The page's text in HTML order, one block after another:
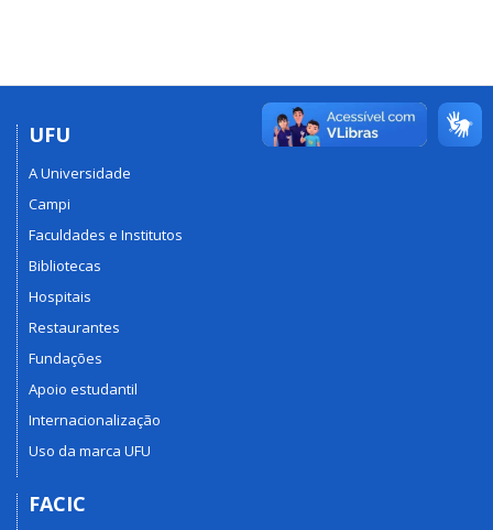
UFU
A Universidade
Campi
Faculdades e Institutos
Bibliotecas
Hospitais
Restaurantes
Fundações
Apoio estudantil
Internacionalização
Uso da marca UFU
FACIC